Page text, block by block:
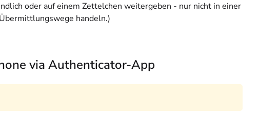
oder auf einem Zettelchen weitergeben - nur nicht in einer
handeln.)
via Authenticator-App